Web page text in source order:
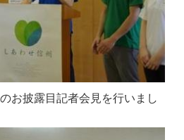
お披露目記者会見を行いまし